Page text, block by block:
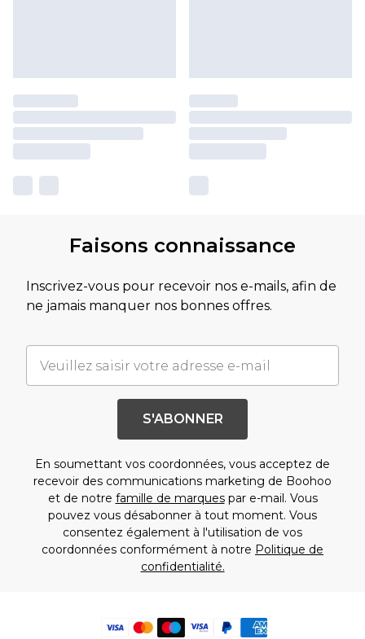
Faisons connaissance
Inscrivez-vous pour recevoir nos e-mails, afin de
ne jamais manquer nos bonnes offres.
S'ABONNER
En soumettant vos coordonnées, vous acceptez de
recevoir des communications marketing de Boohoo
et de notre famille de marquespar e-mail. Vous
pouvez vous désabonner à tout moment. Vous
consentez également à l'utilisation de vos
coordonnées conformément à notre Politique de
confidentialité.